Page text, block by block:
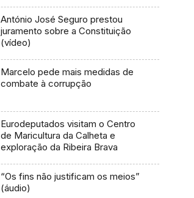
António José Seguro prestou
juramento sobre a Constituição
(vídeo)
Marcelo pede mais medidas de
combate à corrupção
Eurodeputados visitam o Centro
de Maricultura da Calheta e
exploração da Ribeira Brava
“Os fins não justificam os meios”
(áudio)